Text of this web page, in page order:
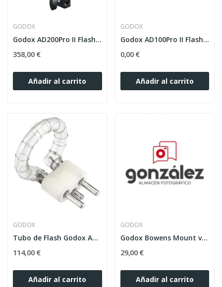
GODOX
Godox AD200Pro II Flash Portátil 200Ws TTL y HSS
358,00 €
Añadir al carrito
GODOX
Godox AD100Pro II Flash de Bolsillo Profesional
0,00 €
Añadir al carrito
GODOX
Tubo de Flash Godox AD300 Pro Repuesto Original
114,00 €
Añadir al carrito
GODOX
Godox Bowens Mount voor AD400/300 PRO
29,00 €
Añadir al carrito